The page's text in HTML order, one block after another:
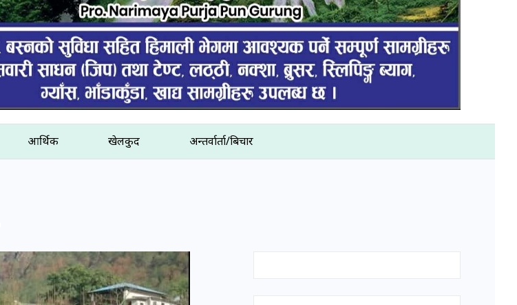
आर्थिक खेलकुद अन्तर्वार्ता/बिचार